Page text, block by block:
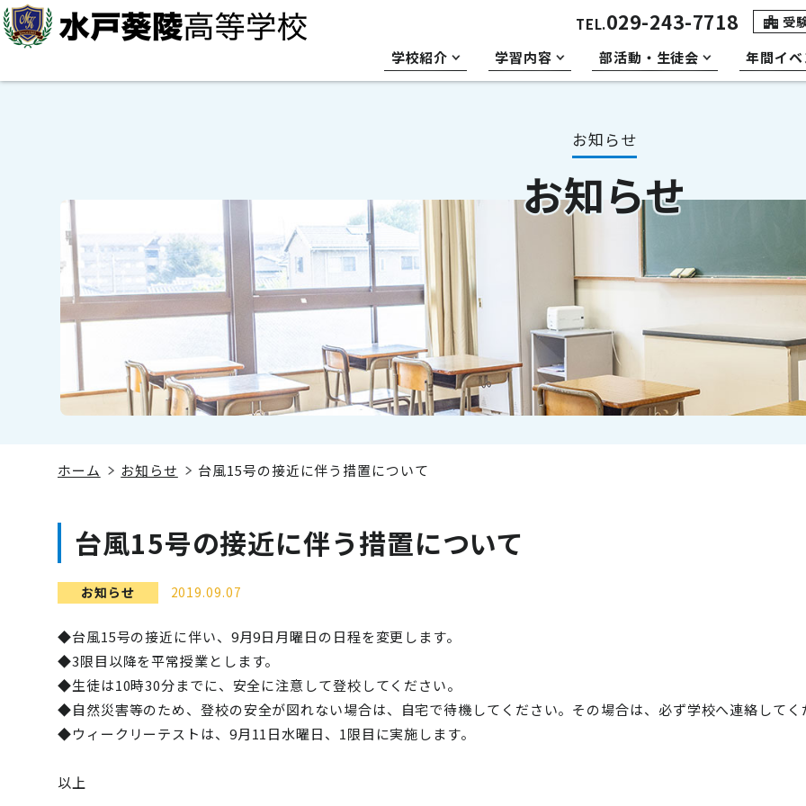
学校紹介 学習内容 部活動・生徒会 年間イ
TEL.029-243-7718 受
お知らせ
お知らせ
ホーム お知らせ 台風15号の接近に伴う措置について
台風15号の接近に伴う措置について
お知らせ 2019.09.07
◆台風15号の接近に伴い、9月9日月曜日の日程を変更します。
◆3限目以降を平常授業とします。
◆生徒は10時30分までに、安全に注意して登校してください。
◆自然災害等のため、登校の安全が図れない場合は、自宅で待機してください。その場合は、必ず学校へ連絡してく
◆ウィークリーテストは、9月11日水曜日、1限目に実施します。
以上